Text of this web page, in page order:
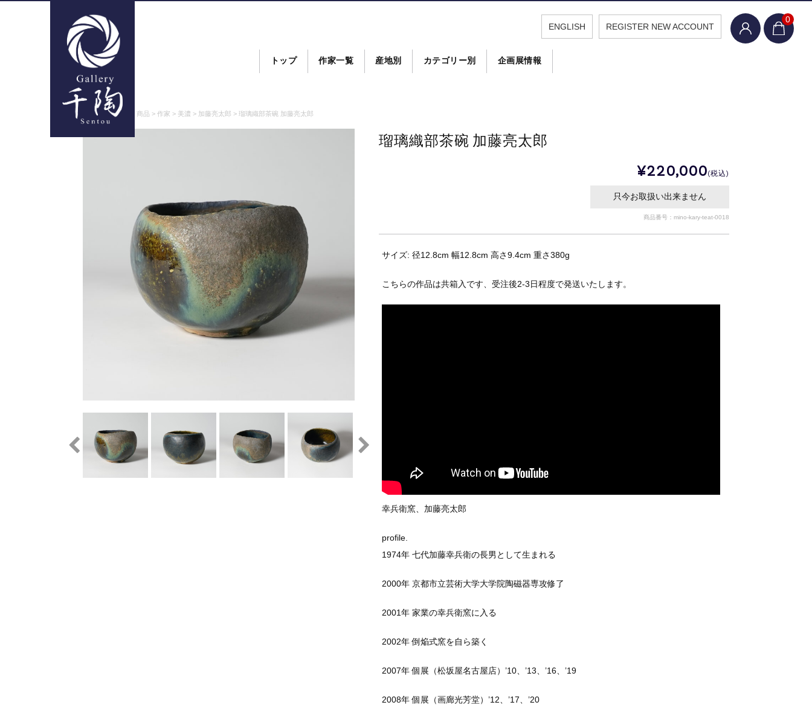
0
REGISTER NEW ACCOUNT
ENGLISH
トップ 作家一覧 産地別 カテゴリー別 企画展情報
ギャラリー千陶 商品 > 作家 > 美濃 > 加藤亮太郎 > 瑠璃織部茶碗 加藤亮太郎
瑠璃織部茶碗 加藤亮太郎
¥220,000(税込)
只今お取扱い出来ません
商品番号：mino-kary-teat-0018
サイズ: 径12.8cm 幅12.8cm 高さ9.4cm 重さ380g
こちらの作品は共箱入です、受注後2-3日程度で発送いたします。
幸兵衛窯、加藤亮太郎
profile.
1974年 七代加藤幸兵衛の長男として生まれる
2000年 京都市立芸術大学大学院陶磁器専攻修了
2001年 家業の幸兵衛窯に入る
2002年 倒焔式窯を自ら築く
2007年 個展（松坂屋名古屋店）’10、’13、’16、’19
2008年 個展（画廊光芳堂）’12、’17、’20